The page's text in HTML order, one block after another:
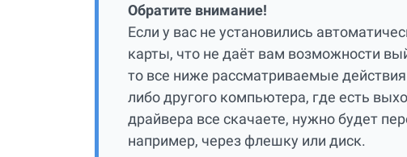
Обратите внимание!
Если у вас не установились
карты, что не даёт вам возможности
то все ниже рассматриваемые
либо другого компьютера, где есть
драйвера все скачаете, нужно будет
например, через флешку или диск.